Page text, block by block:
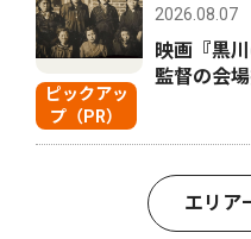
ピックアッ
プ（PR）
2026.08.07
映画『黒
監督の会
エリア